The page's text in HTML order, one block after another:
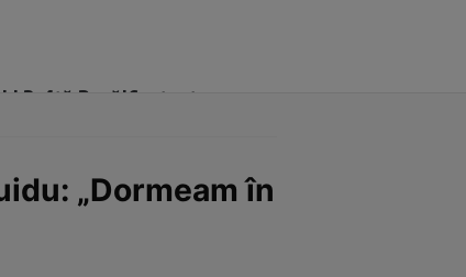
Poftă Bună!Contact
„Dormeam în